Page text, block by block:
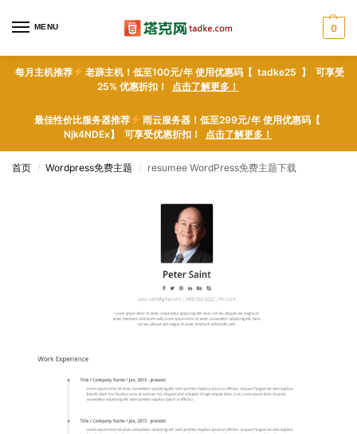
MENU 0
每月主机推荐
老薜主机！低至100元/年 使用优惠码【 tadke25 】 可享受
25% 优惠折扣！ 点击了解更多！
最佳性价比服务器推荐
雨云服务器！低至299元/年 使用优惠码【
Njk4NDEx】 可享受优惠折扣！ 点击了解更多！
首页 / Wordpress免费主题 / resumee WordPress免费主题下载